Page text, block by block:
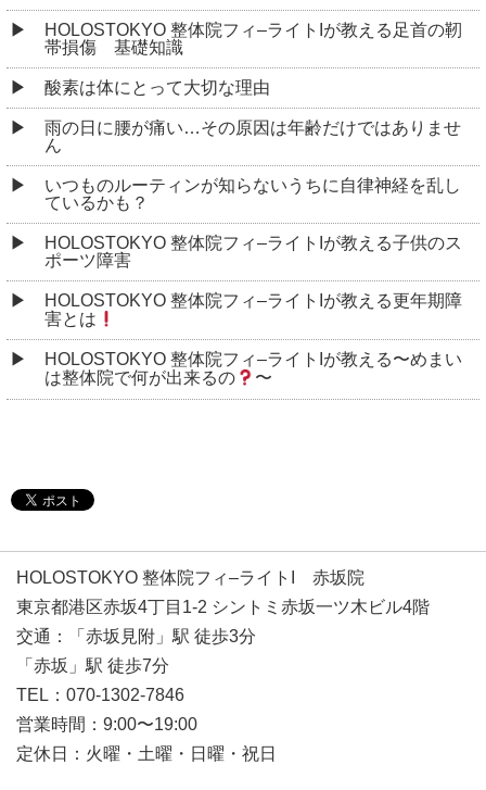
HOLOSTOKYO 整体院フィ–ライトIが教える足首の靭
帯損傷 基礎知識
酸素は体にとって大切な理由
雨の日に腰が痛い…その原因は年齢だけではありませ
ん
いつものルーティンが知らないうちに自律神経を乱し
ているかも？
HOLOSTOKYO 整体院フィ–ライトIが教える子供のス
ポーツ障害
HOLOSTOKYO 整体院フィ–ライトIが教える更年期障
害とは
HOLOSTOKYO 整体院フィ–ライトIが教える〜めまい
は整体院で何が出来るの
〜
HOLOSTOKYO 整体院フィ–ライトI 赤坂院
東京都港区赤坂4丁目1-2 シントミ赤坂一ツ木ビル4階
交通：「赤坂見附」駅 徒歩3分
「赤坂」駅 徒歩7分
TEL：070-1302-7846
営業時間：9:00〜19:00
定休日：火曜・土曜・日曜・祝日